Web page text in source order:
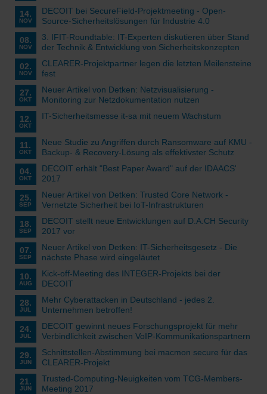
14.
NOV
DECOIT bei SecureField-Projektmeeting - Open-
Source-Sicherheitslösungen für Industrie 4.0
08.
NOV
3. IFIT-Roundtable: IT-Experten diskutieren über Stand
der Technik & Entwicklung von Sicherheitskonzepten
02.
NOV
CLEARER-Projektpartner legen die letzten Meilensteine
fest
27.
OKT
Neuer Artikel von Detken: Netzvisualisierung -
Monitoring zur Netzdokumentation nutzen
12.
OKT
IT-Sicherheitsmesse it-sa mit neuem Wachstum
11.
OKT
Neue Studie zu Angriffen durch Ransomware auf KMU -
Backup- & Recovery-Lösung als effektivster Schutz
04.
OKT
DECOIT erhält "Best Paper Award" auf der IDAACS'
2017
25.
SEP
Neuer Artikel von Detken: Trusted Core Network -
Vernetzte Sicherheit bei IoT-Infrastrukturen
18.
SEP
DECOIT stellt neue Entwicklungen auf D.A.CH Security
2017 vor
07.
SEP
Neuer Artikel von Detken: IT-Sicherheitsgesetz - Die
nächste Phase wird eingeläutet
10.
AUG
Kick-off-Meeting des INTEGER-Projekts bei der
DECOIT
28.
JUL
Mehr Cyberattacken in Deutschland - jedes 2.
Unternehmen betroffen!
24.
JUL
DECOIT gewinnt neues Forschungsprojekt für mehr
Verbindlichkeit zwischen VoIP-Kommunikationspartnern
29.
JUN
Schnittstellen-Abstimmung bei macmon secure für das
CLEARER-Projekt
21.
JUN
Trusted-Computing-Neuigkeiten vom TCG-Members-
Meeting 2017